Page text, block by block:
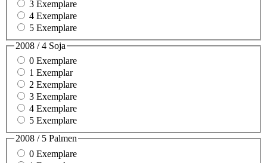
3 Exemplare
4 Exemplare
5 Exemplare
2008 / 4 Soja
0 Exemplare
1 Exemplar
2 Exemplare
3 Exemplare
4 Exemplare
5 Exemplare
2008 / 5 Palmen
0 Exemplare